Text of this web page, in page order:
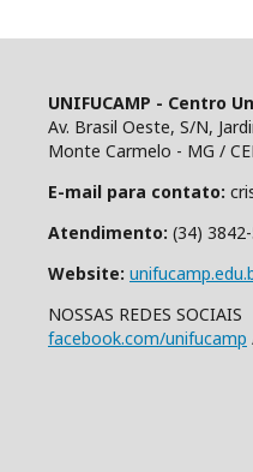
UNIFUCAMP - Centro
Av. Brasil Oeste, S/N,
Monte Carmelo - MG /
E-mail para contato:
Atendimento: (34)
Website:
NOSSAS REDES SOCIAIS
facebook.com/unifucamp